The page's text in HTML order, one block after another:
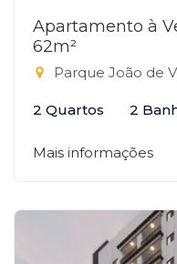
Apartamento à
62m²
Parque João de
2 Quartos 2
Mais informações